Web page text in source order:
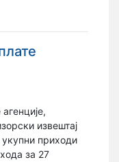
извештај
укупни приходи
за 27